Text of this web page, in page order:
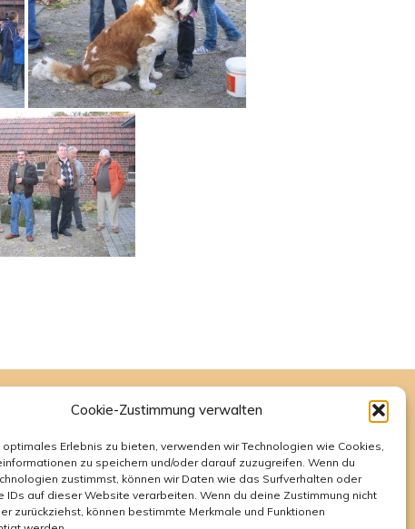
Cookie-Zustimmung verwalten
optimales Erlebnis zu bieten, verwenden wir Technologien wie Cookies,
zu speichern und/oder darauf zuzugreifen. Wenn du
zustimmst, können wir Daten wie das Surfverhalten oder
IDs auf dieser Website verarbeiten. Wenn du deine Zustimmung nicht
zurückziehst, können bestimmte Merkmale und Funktionen
e.V.